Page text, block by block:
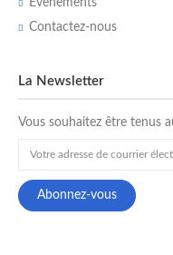
Évènements
Contactez-nous
La Newsletter
Vous souhaitez être tenus